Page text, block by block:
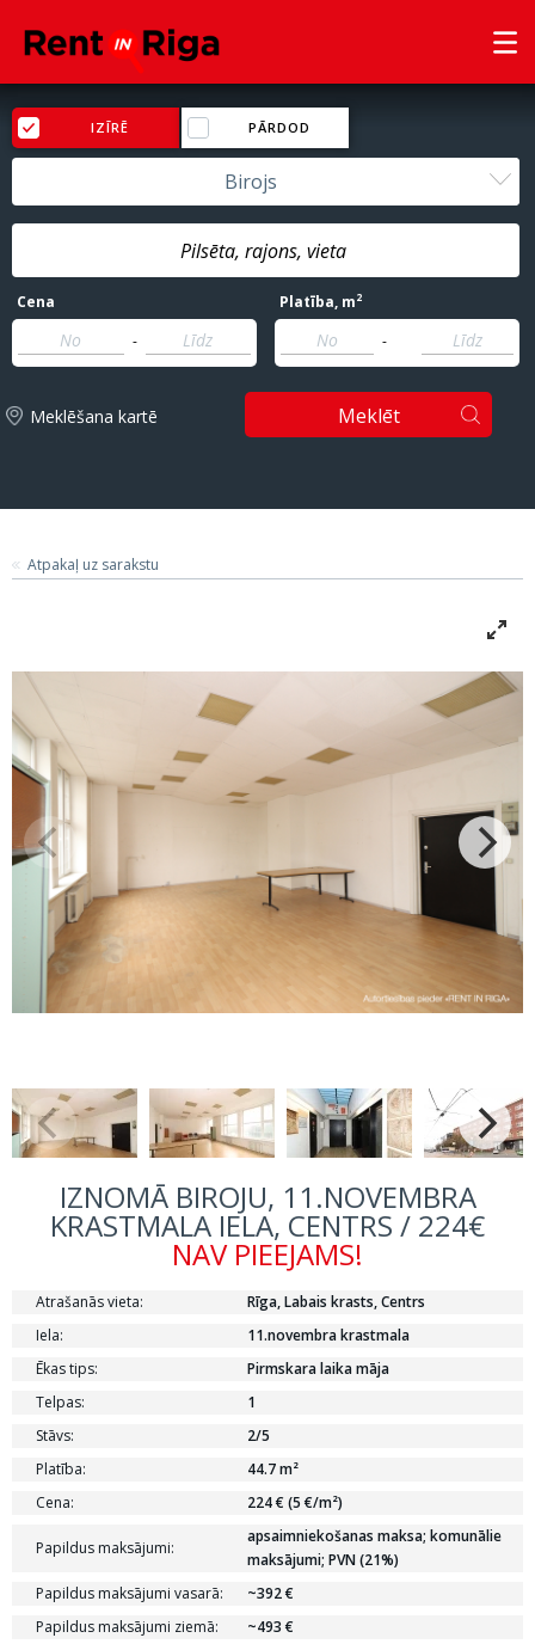
IZĪRĒ PĀRDOD
Birojs
Cena
-
Platība, m2
-
Meklēšana kartē Meklēt
Atpakaļ uz sarakstu
IZNOMĀ BIROJU, 11.NOVEMBRA
KRASTMALA IELA, CENTRS / 224€
NAV PIEEJAMS!
Atrašanās vieta:
Rīga, Labais krasts, Centrs
Iela:
11.novembra krastmala
Ēkas tips:
Pirmskara laika māja
Telpas:
1
Stāvs:
2/5
Platība:
44.7 m²
Cena:
224 € (5 €/m²)
Papildus maksājumi:
apsaimniekošanas maksa; komunālie
maksājumi; PVN (21%)
Papildus maksājumi vasarā:
~392 €
Papildus maksājumi ziemā:
~493 €